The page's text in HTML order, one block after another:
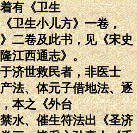
有《卫生
卫生小儿方》一卷，
二卷及此书，见《宋史
江西通志》。
济世救民者，非医士
法、体元子借地法、逐
本之《外台
水、催生符法出《圣济